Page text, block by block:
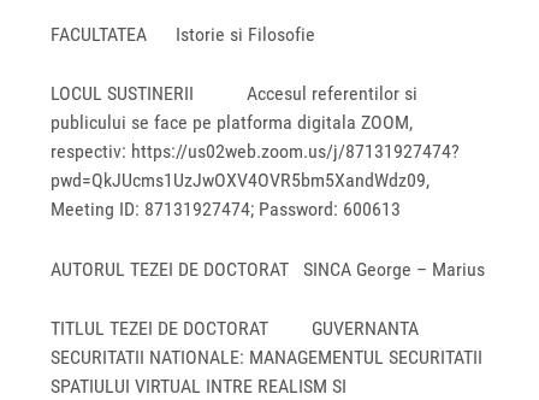
FACULTATEA Istorie si Filosofie
LOCUL SUSTINERII Accesul referentilor si
publicului se face pe platforma digitala ZOOM,
respectiv: https://us02web.zoom.us/j/87131927474?
pwd=QkJUcms1UzJwOXV4OVR5bm5XandWdz09,
Meeting ID: 87131927474; Password: 600613
AUTORUL TEZEI DE DOCTORAT SINCA George – Marius
TITLUL TEZEI DE DOCTORAT GUVERNANTA
SECURITATII NATIONALE: MANAGEMENTUL SECURITATII
SPATIULUI VIRTUAL INTRE REALISM SI